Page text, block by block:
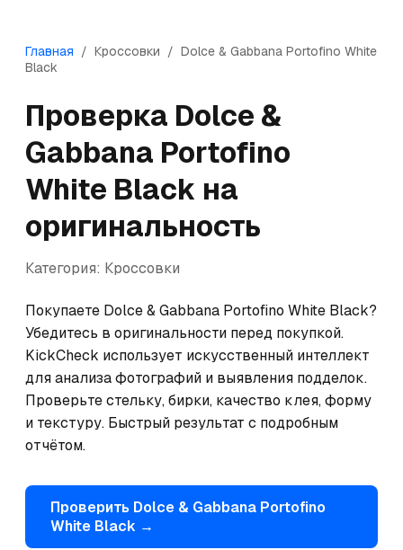
Главная / Кроссовки / Dolce & Gabbana Portofino White
Black
Проверка Dolce &
Gabbana Portofino
White Black на
оригинальность
Категория: Кроссовки
Покупаете Dolce & Gabbana Portofino White Black?
Убедитесь в оригинальности перед покупкой.
KickCheck использует искусственный интеллект
для анализа фотографий и выявления подделок.
Проверьте стельку, бирки, качество клея, форму
и текстуру. Быстрый результат с подробным
отчётом.
Проверить Dolce & Gabbana Portofino
White Black →